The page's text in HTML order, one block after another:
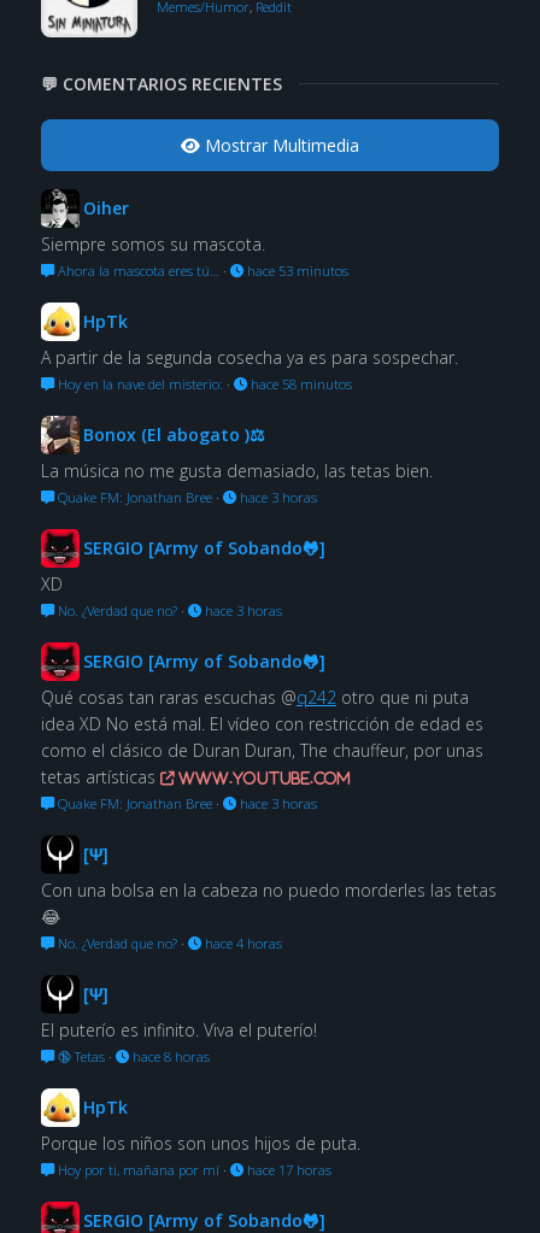
Memes/Humor, Reddit
💬 COMENTARIOS RECIENTES
Mostrar Multimedia
Oiher
Siempre somos su mascota.
Ahora la mascota eres tú… · hace 53 minutos
HpTk
A partir de la segunda cosecha ya es para sospechar.
Hoy en la nave del misterio: · hace 58 minutos
Bonox (El abogato )⚖
La música no me gusta demasiado, las tetas bien.
Quake FM: Jonathan Bree· hace 3 horas
SERGIO [Army of Sobando🐸]
XD
No. ¿Verdad que no?· hace 3 horas
SERGIO [Army of Sobando🐸]
Qué cosas tan raras escuchas @q242 otro que ni puta
idea XD No está mal. El vídeo con restricción de edad es
como el clásico de Duran Duran, The chauffeur, por unas
tetas artísticas
www.youtube.com
Quake FM: Jonathan Bree· hace 3 horas
[Ψ]
Con una bolsa en la cabeza no puedo morderles las tetas
😂
No. ¿Verdad que no?· hace 4 horas
[Ψ]
El puterío es infinito. Viva el puterío!
🔞 Tetas· hace 8 horas
HpTk
Porque los niños son unos hijos de puta.
Hoy por ti, mañana por mí· hace 17 horas
SERGIO [Army of Sobando🐸]